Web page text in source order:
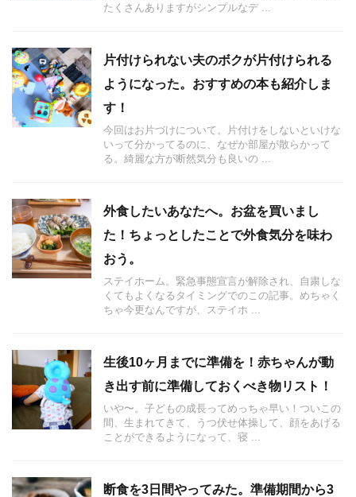
たくさんありますがシンプルなデ ...
片付けられない夫のボクが片付けられる
ようになった。おすすめの本も紹介しま
す！
今回はお片づけについて。片付けをしないといけな
いって分かってるのに、なぜか部屋が散らかって
る。綺麗な方が断然気分も良いの ...
外食したいあなたへ。お盆を買いまし
た！ちょっとしたことで外食気分を味わ
おう。
ステイホーム。緊急事態宣言が解除され、自粛しな
くてもよくなるタイミングでのこの記事。めちゃく
ちゃ今更なんですが、ステイホ ...
生後10ヶ月までに準備を！赤ちゃんが動
き出す前に準備しておくべき物リスト！
いや〜。子どもの成長ってめっちゃ早い！ついこの
間、生まれてきて、うつ伏せ体操して、顔をあげる
ことができるようになって、寝 ...
断食を3日間やってみた。準備期間から3